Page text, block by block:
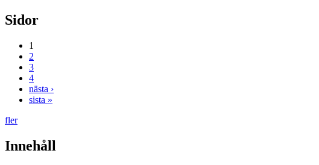
Sidor
1
2
3
4
nästa ›
sista »
fler
Innehåll